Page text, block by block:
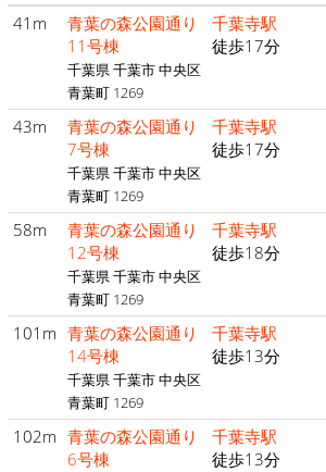
41m
青葉の森公園通り
11号棟
千葉県 千葉市 中央区
青葉町 1269
千葉寺駅
徒歩17分
43m
青葉の森公園通り
7号棟
千葉県 千葉市 中央区
青葉町 1269
千葉寺駅
徒歩17分
58m
青葉の森公園通り
12号棟
千葉県 千葉市 中央区
青葉町 1269
千葉寺駅
徒歩18分
101m 青葉の森公園通り
14号棟
千葉県 千葉市 中央区
青葉町 1269
千葉寺駅
徒歩13分
102m 青葉の森公園通り
6号棟
千葉寺駅
徒歩13分